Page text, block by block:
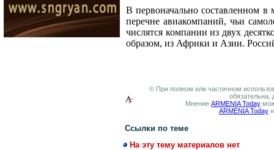
В первоначально составленном
перечне авиакомпаний, чьи
числятся компании из двух
образом, из Африки и Азии.
© При полном или частичном
обязательна,
Мнение ARMENIA Today
ARMENIA Today
Ссылки по теме
На эту тему материалов нет